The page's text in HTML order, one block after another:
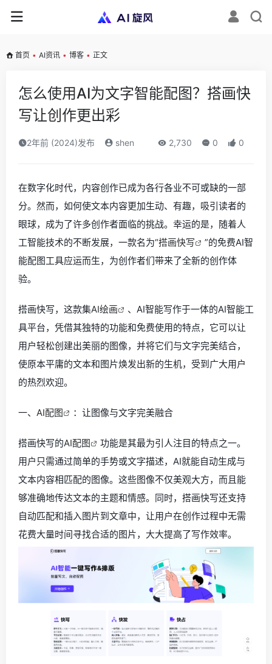
首页 • AI资讯 • 博客 • 正文
怎么使用AI为文字智能配图？搭画快
写让创作更出彩
2年前 (2024)发布 shen 2,730 0 0
在数字化时代，内容创作已成为各行各业不可或缺的一部
分。然而，如何使文本内容更加生动、有趣，吸引读者的
眼球，成为了许多创作者面临的挑战。幸运的是，随着人
工智能技术的不断发展，一款名为“搭画快写
”的免费AI智
能配图工具应运而生，为创作者们带来了全新的创作体
验。
搭画快写，这款集AI绘画
、AI智能写作于一体的AI智能工
具平台，凭借其独特的功能和免费使用的特点，它可以让
用户轻松创建出美丽的图像，并将它们与文字完美结合，
使原本平庸的文本和图片焕发出新的生机，受到广大用户
的热烈欢迎。
一、 AI配图 ：让图像与文字完美融合
搭画快写的AI配图
功能是其最为引人注目的特点之一。
用户只需通过简单的手势或文字描述，AI就能自动生成与
文本内容相匹配的图像。这些图像不仅美观大方，而且能
够准确地传达文本的主题和情感。同时，搭画快写还支持
自动匹配和插入图片到文章中，让用户在创作过程中无需
花费大量时间寻找合适的图片，大大提高了写作效率。